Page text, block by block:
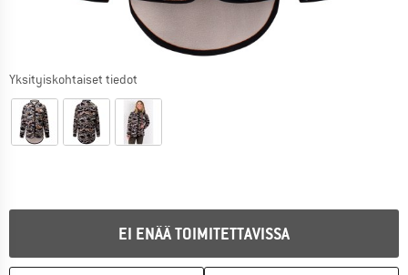
Yksityiskohtaiset tiedot
EI ENÄÄ TOIMITETTAVISSA